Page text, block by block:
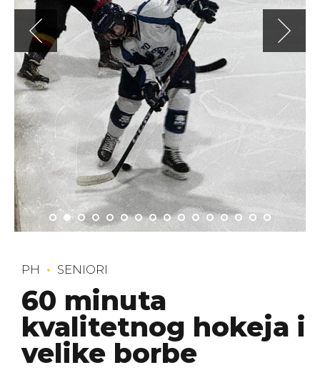
PH SENIORI
60 minuta
kvalitetnog hokeja i
velike borbe